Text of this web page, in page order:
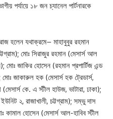
পর্যায়ে ১৮ জন চ্যানেল পার্টনারকে
হলেন যথাক্রমে– মাহাবুবুর রহমান
মোঃ সিরাজুর রহমান (মেসার্স আল
মোঃ জাকির হোসেন (রহমান প্রপার্টিজ এন্ড
মোঃ জাকারুল হক (মেসার্স হক ট্রেডার্স,
কে. এ স্টীল হাউজ, ভাটারা, ঢাকা);
২, রাজাখালী, চট্টগ্রাম); সম্ভু দাস
কামাল হোসেন (মেসার্স আল-হাবিব স্টীল